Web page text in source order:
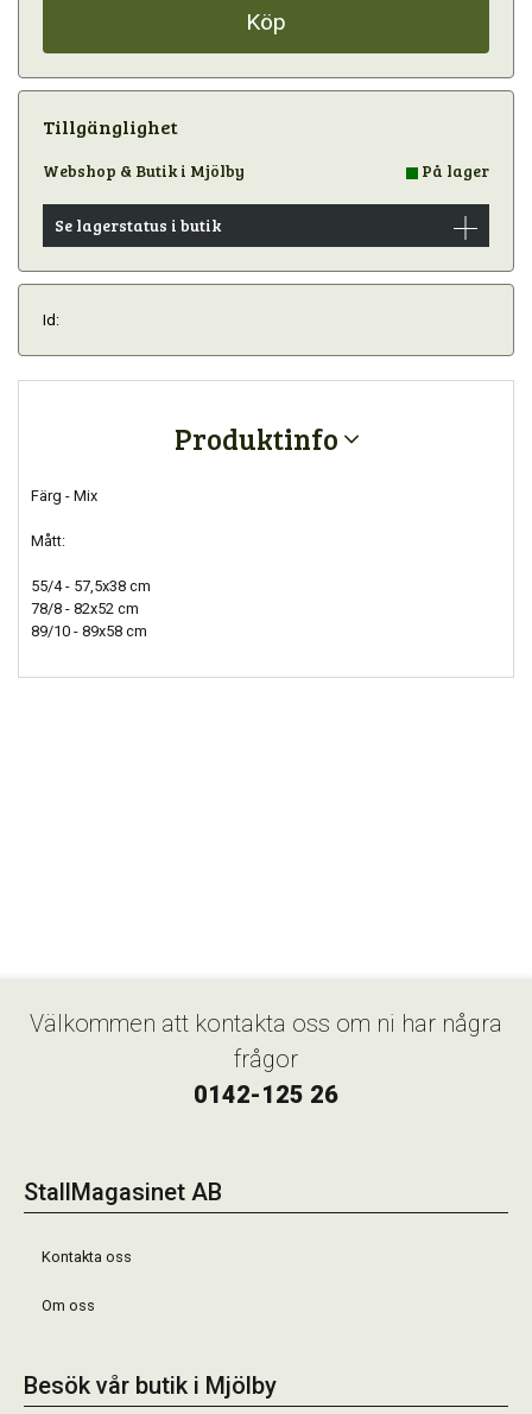
Köp
Tillgänglighet
Webshop & Butik i Mjölby På lager
Se lagerstatus i butik
Id:
Produktinfo
Färg - Mix
Mått:
55/4 - 57,5x38 cm
78/8 - 82x52 cm
89/10 - 89x58 cm
Välkommen att kontakta oss om ni har några
frågor
0142-125 26
StallMagasinet AB
Kontakta oss
Om oss
Besök vår butik i Mjölby